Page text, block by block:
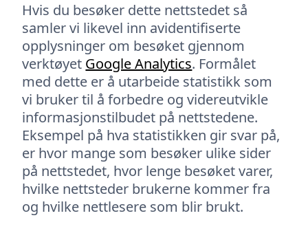
Hvis du besøker dette nettstedet så
samler vi likevel inn avidentifiserte
opplysninger om besøket gjennom
verktøyet Google Analytics. Formålet
med dette er å utarbeide statistikk som
vi bruker til å forbedre og videreutvikle
informasjonstilbudet på nettstedene.
Eksempel på hva statistikken gir svar på,
er hvor mange som besøker ulike sider
på nettstedet, hvor lenge besøket varer,
hvilke nettsteder brukerne kommer fra
og hvilke nettlesere som blir brukt.